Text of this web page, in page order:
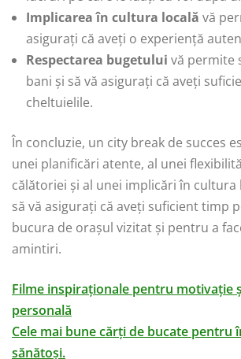
Implicarea în cultura locală vă
asigurați că aveți o experiență
Respectarea bugetului vă permite
bani și să vă asigurați că aveți
cheltuielile.
În concluzie, un city break de succes
unei planificări atente, al unei
călătoriei și al unei implicări în cultura
să vă asigurați că aveți suficient timp
bucura de orașul vizitat și pentru a
amintiri.
Filme inspiraționale pentru motivație
personală
Cele mai bune cărți de bucate pentru
sănătoși.